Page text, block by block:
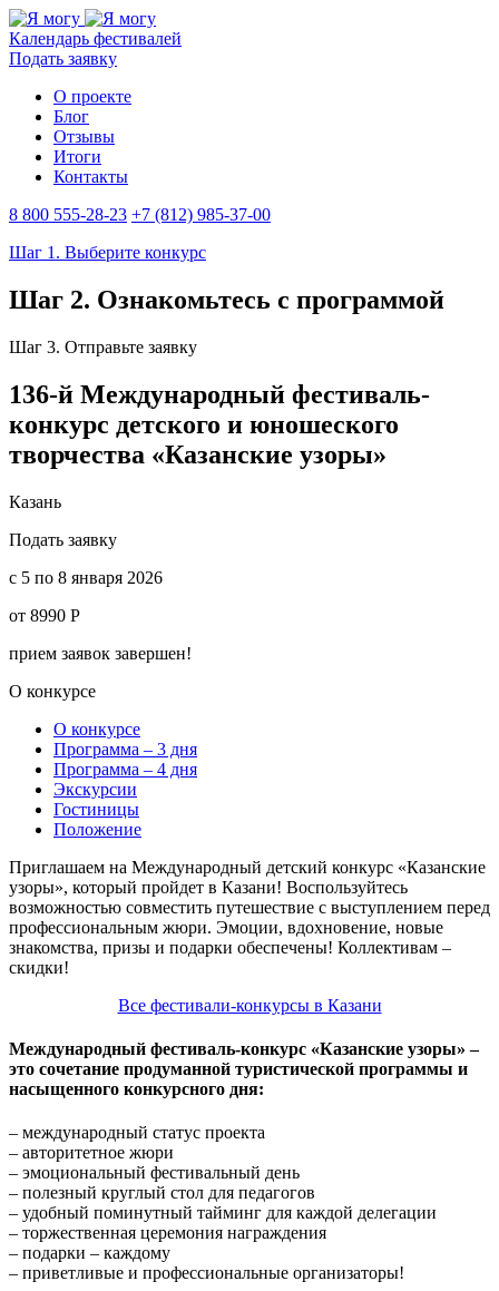
Календарь фестивалей
Подать заявку
О проекте
Блог
Отзывы
Итоги
Контакты
8 800 555-28-23 +7 (812) 985-37-00
Шаг 1. Выберите конкурс
Шаг 2. Ознакомьтесь с программой
Шаг 3. Отправьте заявку
136-й Международный фестиваль-
конкурс детского и юношеского
творчества «Казанские узоры»
Казань
Подать заявку
c 5 по 8 января 2026
от 8990 Р
прием заявок завершен!
О конкурсе
О конкурсе
Программа – 3 дня
Программа – 4 дня
Экскурсии
Гостиницы
Положение
Приглашаем на Международный детский конкурс «Казанские
узоры», который пройдет в Казани! Воспользуйтесь
возможностью совместить путешествие с выступлением перед
профессиональным жюри. Эмоции, вдохновение, новые
знакомства, призы и подарки обеспечены! Коллективам –
скидки!
Все фестивали-конкурсы в Казани
Международный фестиваль-конкурс «Казанские узоры» –
это сочетание продуманной туристической программы и
насыщенного конкурсного дня:
– международный статус проекта
– авторитетное жюри
– эмоциональный фестивальный день
– полезный круглый стол для педагогов
– удобный поминутный тайминг для каждой делегации
– торжественная церемония награждения
– подарки – каждому
– приветливые и профессиональные организаторы!